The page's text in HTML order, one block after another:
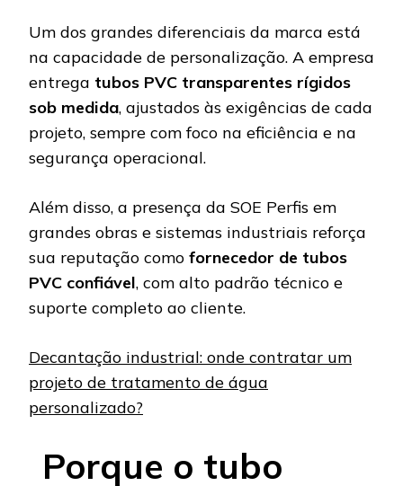
Um dos grandes diferenciais da marca está
na capacidade de personalização. A empresa
entrega tubos PVC transparentes rígidos
sob medida, ajustados às exigências de cada
projeto, sempre com foco na eficiência e na
segurança operacional.
Além disso, a presença da SOE Perfis em
grandes obras e sistemas industriais reforça
sua reputação como fornecedor de tubos
PVC confiável, com alto padrão técnico e
suporte completo ao cliente.
Decantação industrial: onde contratar um
projeto de tratamento de água
personalizado?
Porque o tubo